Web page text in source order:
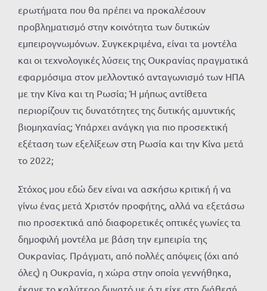
ερωτήματα που θα πρέπει να προκαλέσουν
προβληματισμό στην κοινότητα των δυτικών
εμπειρογνωμόνων. Συγκεκριμένα, είναι τα μοντέλα
και οι τεχνολογικές λύσεις της Ουκρανίας πραγματικά
εφαρμόσιμα στον μελλοντικό ανταγωνισμό των ΗΠΑ
με την Κίνα και τη Ρωσία; Ή μήπως αντίθετα
περιορίζουν τις δυνατότητες της δυτικής αμυντικής
βιομηχανίας; Υπάρχει ανάγκη για πιο προσεκτική
εξέταση των εξελίξεων στη Ρωσία και την Κίνα μετά
το 2022;
Στόχος μου εδώ δεν είναι να ασκήσω κριτική ή να
γίνω ένας μετά Χριστόν προφήτης, αλλά να εξετάσω
πιο προσεκτικά από διαφορετικές οπτικές γωνίες τα
δημοφιλή μοντέλα με βάση την εμπειρία της
Ουκρανίας. Πράγματι, από πολλές απόψεις (όχι από
όλες) η Ουκρανία, η χώρα στην οποία γεννήθηκα,